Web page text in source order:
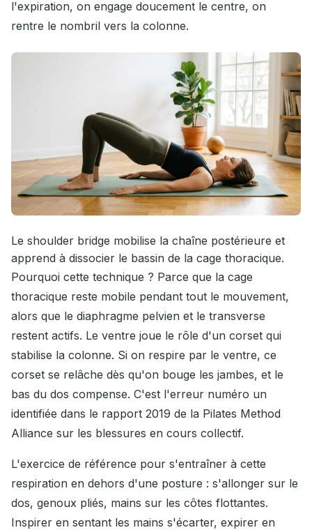
l'expiration, on engage doucement le centre, on
rentre le nombril vers la colonne.
Le shoulder bridge mobilise la chaîne postérieure et
apprend à dissocier le bassin de la cage thoracique.
Pourquoi cette technique ? Parce que la cage
thoracique reste mobile pendant tout le mouvement,
alors que le diaphragme pelvien et le transverse
restent actifs. Le ventre joue le rôle d'un corset qui
stabilise la colonne. Si on respire par le ventre, ce
corset se relâche dès qu'on bouge les jambes, et le
bas du dos compense. C'est l'erreur numéro un
identifiée dans le rapport 2019 de la Pilates Method
Alliance sur les blessures en cours collectif.
L'exercice de référence pour s'entraîner à cette
respiration en dehors d'une posture : s'allonger sur le
dos, genoux pliés, mains sur les côtes flottantes.
Inspirer en sentant les mains s'écarter, expirer en